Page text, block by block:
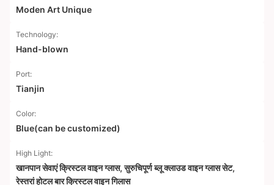
Moden Art Unique
Technology:
Hand-blown
Port:
Tianjin
Color:
Blue(can be customized)
High Light:
खानपान सेवाएं क्रिस्टल वाइन ग्लास,सुरुचिपूर्ण ब्लू क्लाउड वाइन ग्लास सेट,
रेस्तरां होटल बार क्रिस्टल वाइन गिलास